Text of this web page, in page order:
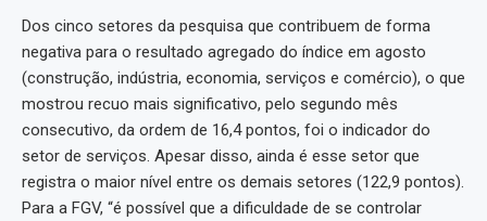
Dos cinco setores da pesquisa que contribuem de forma
negativa para o resultado agregado do índice em agosto
(construção, indústria, economia, serviços e comércio), o que
mostrou recuo mais significativo, pelo segundo mês
consecutivo, da ordem de 16,4 pontos, foi o indicador do
setor de serviços. Apesar disso, ainda é esse setor que
registra o maior nível entre os demais setores (122,9 pontos).
Para a FGV, “é possível que a dificuldade de se controlar